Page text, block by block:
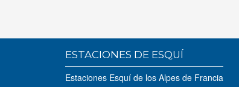
ESTACIONES DE ESQUÍ
Estaciones Esquí de los Alpes de Francia